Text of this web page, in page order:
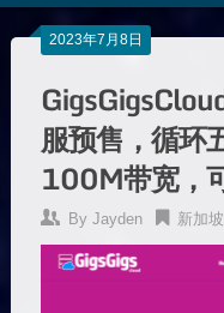
2023年7月8日
服预售，循环
100M带宽，
By Jayden 新加